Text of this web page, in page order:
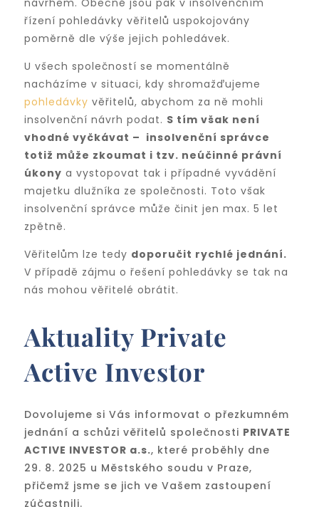
návrhem. Obecně jsou pak v insolvenčním
řízení pohledávky věřitelů uspokojovány
poměrně dle výše jejich pohledávek.
U všech společností se momentálně
nacházíme v situaci, kdy shromažďujeme
pohledávky věřitelů, abychom za ně mohli
insolvenční návrh podat. S tím však není
vhodné vyčkávat – insolvenční správce
totiž může zkoumat i tzv. neúčinné právní
úkony a vystopovat tak i případné vyvádění
majetku dlužníka ze společnosti. Toto však
insolvenční správce může činit jen max. 5 let
zpětně.
Věřitelům lze tedy doporučit rychlé jednání.
V případě zájmu o řešení pohledávky se tak na
nás mohou věřitelé obrátit.
Aktuality Private
Active Investor
Dovolujeme si Vás informovat o přezkumném
jednání a schůzi věřitelů společnosti PRIVATE
ACTIVE INVESTOR a.s., které proběhly dne
29. 8. 2025 u Městského soudu v Praze,
přičemž jsme se jich ve Vašem zastoupení
zúčastnili.